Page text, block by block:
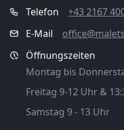
Telefon
+43 2167
E-Mail
Öffnungszeiten
Montag bis
Freitag 9-12 Uhr &
Samstag 9 - 13 Uhr